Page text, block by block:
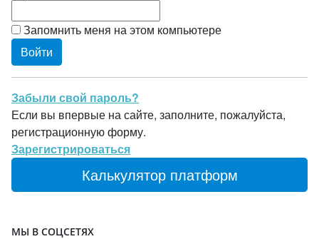
Запомнить меня на этом компьютере
Забыли свой пароль?
Если вы впервые на сайте, заполните, пожалуйста,
регистрационную форму.
Зарегистрироваться
Калькулятор платформ
МЫ В СОЦСЕТЯХ